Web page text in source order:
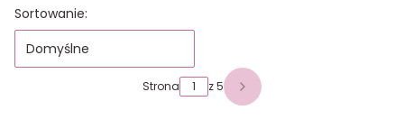
Lista produktów
Sortowanie:
Domyślne
Strona z 5 Następne produkty